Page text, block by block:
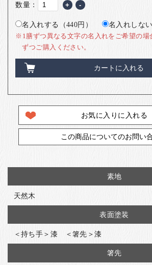
数量： + -
名入れする（440円） 名入れしない
※1膳ずつ異なる文字の名入れをご希望の場
ずつご購入ください。
カートに入れる
お気に入りに入れる
この商品についてのお問い
素地
天然木
表面塗装
＜持ち手＞漆 ＜箸先＞漆
箸先